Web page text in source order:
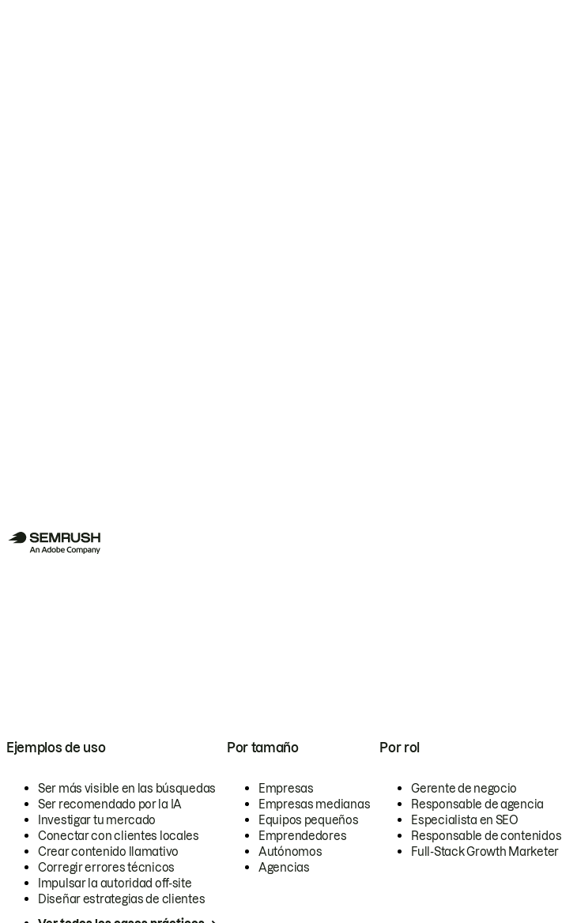
Ejemplos de uso
Ser más visible en las búsquedas
Ser recomendado por la IA
Investigar tu mercado
Conectar con clientes locales
Crear contenido llamativo
Corregir errores técnicos
Impulsar la autoridad off-site
Diseñar estrategias de clientes
Por tamaño
Empresas
Empresas medianas
Equipos pequeños
Emprendedores
Autónomos
Agencias
Por rol
Gerente de negocio
Responsable de agencia
Especialista en SEO
Responsable de contenidos
Full-Stack Growth Marketer